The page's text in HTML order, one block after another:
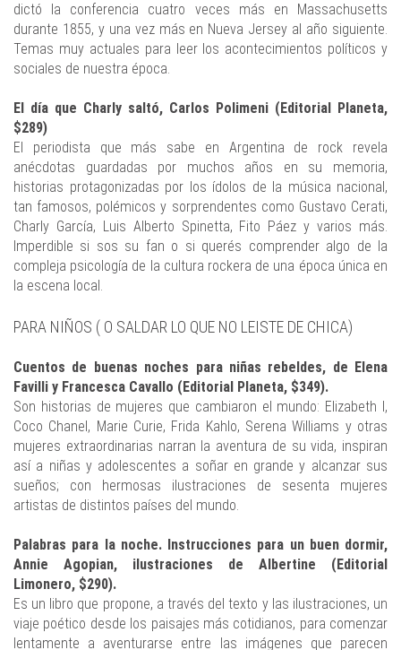
dictó la conferencia cuatro veces más en Massachusetts
durante 1855, y una vez más en Nueva Jersey al año siguiente.
Temas muy actuales para leer los acontecimientos políticos y
sociales de nuestra época.
El día que Charly saltó, Carlos Polimeni (Editorial Planeta,
$289)
El periodista que más sabe en Argentina de rock revela
anécdotas guardadas por muchos años en su memoria,
historias protagonizadas por los ídolos de la música nacional,
tan famosos, polémicos y sorprendentes como Gustavo Cerati,
Charly García, Luis Alberto Spinetta, Fito Páez y varios más.
Imperdible si sos su fan o si querés comprender algo de la
compleja psicología de la cultura rockera de una época única en
la escena local.
PARA NIÑOS ( O SALDAR LO QUE NO LEISTE DE CHICA)
Cuentos de buenas noches para niñas rebeldes, de Elena
Favilli y Francesca Cavallo (Editorial Planeta, $349).
Son historias de mujeres que cambiaron el mundo: Elizabeth I,
Coco Chanel, Marie Curie, Frida Kahlo, Serena Williams y otras
mujeres extraordinarias narran la aventura de su vida, inspiran
así a niñas y adolescentes a soñar en grande y alcanzar sus
sueños; con hermosas ilustraciones de sesenta mujeres
artistas de distintos países del mundo.
Palabras para la noche. Instrucciones para un buen dormir,
Annie Agopian, ilustraciones de Albertine (Editorial
Limonero, $290).
Es un libro que propone, a través del texto y las ilustraciones, un
viaje poético desde los paisajes más cotidianos, para comenzar
lentamente a aventurarse entre las imágenes que parecen